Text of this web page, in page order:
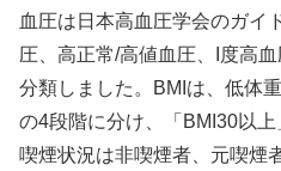
血圧は日本高血圧学会のガイ
圧、高正常/高値血圧、I度高
分類しました。BMIは、低体
の4段階に分け、「BMI30以上
喫煙状況は非喫煙者、元喫煙